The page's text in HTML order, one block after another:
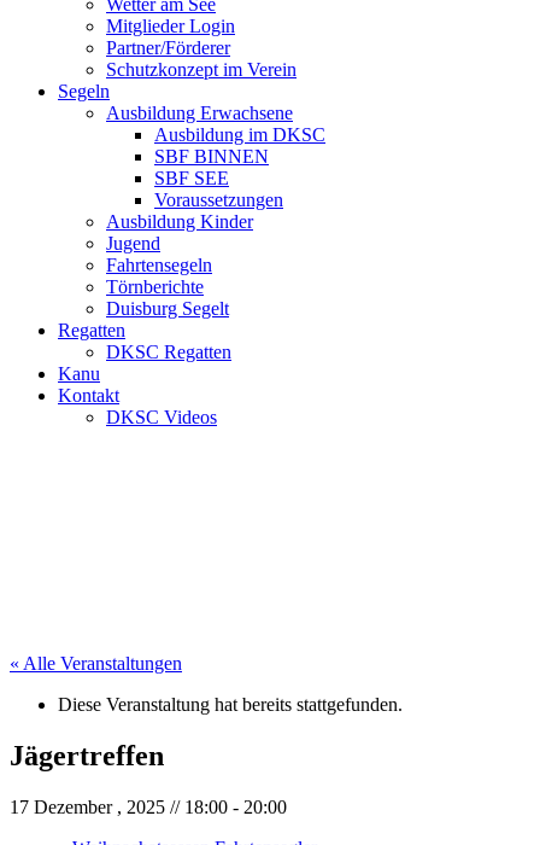
Wetter am See
Mitglieder Login
Partner/Förderer
Schutzkonzept im Verein
Segeln
Ausbildung Erwachsene
Ausbildung im DKSC
SBF BINNEN
SBF SEE
Voraussetzungen
Ausbildung Kinder
Jugend
Fahrtensegeln
Törnberichte
Duisburg Segelt
Regatten
DKSC Regatten
Kanu
Kontakt
DKSC Videos
« Alle Veranstaltungen
Diese Veranstaltung hat bereits stattgefunden.
Jägertreffen
17 Dezember , 2025 // 18:00 - 20:00